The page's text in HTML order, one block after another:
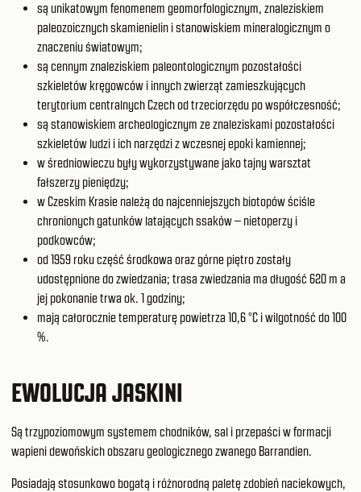
są unikatowym fenomenem geomorfologicznym, znaleziskiem
paleozoicznych skamienielin i stanowiskiem mineralogicznym o
znaczeniu światowym;
są cennym znaleziskiem paleontologicznym pozostałości
szkieletów kręgowców i innych zwierząt zamieszkujących
terytorium centralnych Czech od trzeciorzędu po współczesność;
są stanowiskiem archeologicznym ze znaleziskami pozostałości
szkieletów ludzi i ich narzędzi z wczesnej epoki kamiennej;
w średniowieczu były wykorzystywane jako tajny warsztat
fałszerzy pieniędzy;
w Czeskim Krasie należą do najcenniejszych biotopów ściśle
chronionych gatunków latających ssaków – nietoperzy i
podkowców;
od 1959 roku część środkowa oraz górne piętro zostały
udostępnione do zwiedzania; trasa zwiedzania ma długość 620 m a
jej pokonanie trwa ok. 1 godziny;
mają całorocznie temperaturę powietrza 10,6 °C i wilgotność do 100
%.
EWOLUCJA JASKINI
Są trzypoziomowym systemem chodników, sal i przepaści w formacji
wapieni dewońskich obszaru geologicznego zwanego Barrandien.
Posiadają stosunkowo bogatą i różnorodną paletę zdobień naciekowych,